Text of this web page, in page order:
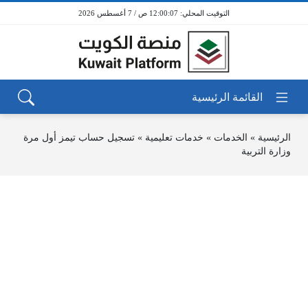
12:00:07 ص / 7 أغسطس 2026
الرئيسية » الخدمات » خدمات تعليمية » تسجيل حساب تيمز أول مرة
وزارة التربية